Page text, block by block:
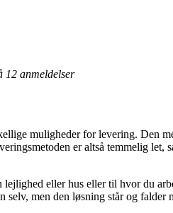
12 anmeldelser
muligheder for levering. Den
er altså temmelig
eller hus eller til hvor du
men den løsning står og falder